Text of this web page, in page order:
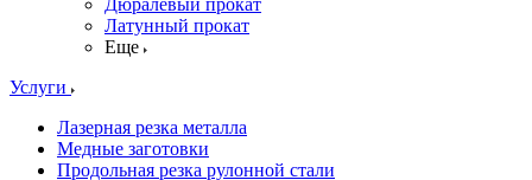
Дюралевый прокат
Латунный прокат
Еще
Услуги
Лазерная резка металла
Медные заготовки
Продольная резка рулонной стали